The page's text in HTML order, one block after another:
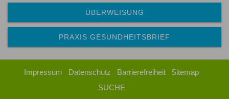
ÜBERWEISUNG
PRAXIS GESUNDHEITSBRIEF
Impressum Datenschutz Barrierefreiheit
Sitemap
SUCHE